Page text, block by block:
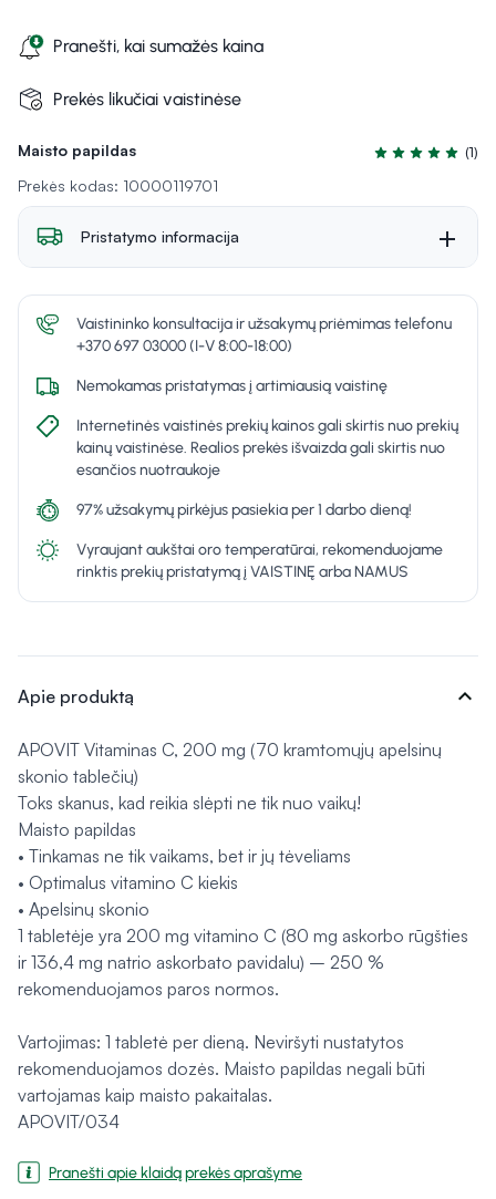
Maisto papildas
Įvertinimas 5.0
(1)
Prekės kodas: 10000119701
Pranešti, kai sumažės kaina
Prekės likučiai vaistinėse
Pristatymo informacija
Vaistininko konsultacija ir užsakymų priėmimas telefonu
+370 697 03000 (I-V 8:00-18:00)
Nemokamas pristatymas į artimiausią vaistinę
Internetinės vaistinės prekių kainos gali skirtis nuo prekių
kainų vaistinėse. Realios prekės išvaizda gali skirtis nuo
esančios nuotraukoje
97% užsakymų pirkėjus pasiekia per 1 darbo dieną!
Vyraujant aukštai oro temperatūrai, rekomenduojame
rinktis prekių pristatymą į VAISTINĘ arba NAMUS
Apie produktą expand_more
APOVIT Vitaminas C, 200 mg (70 kramtomųjų apelsinų
skonio tablečių)
Toks skanus, kad reikia slėpti ne tik nuo vaikų!
Maisto papildas
• Tinkamas ne tik vaikams, bet ir jų tėveliams
• Optimalus vitamino C kiekis
• Apelsinų skonio
1 tabletėje yra 200 mg vitamino C (80 mg askorbo rūgšties
ir 136,4 mg natrio askorbato pavidalu) – 250 %
rekomenduojamos paros normos.
Vartojimas: 1 tabletė per dieną. Neviršyti nustatytos
rekomenduojamos dozės. Maisto papildas negali būti
vartojamas kaip maisto pakaitalas.
APOVIT/034
Pranešti apie klaidą prekės aprašyme